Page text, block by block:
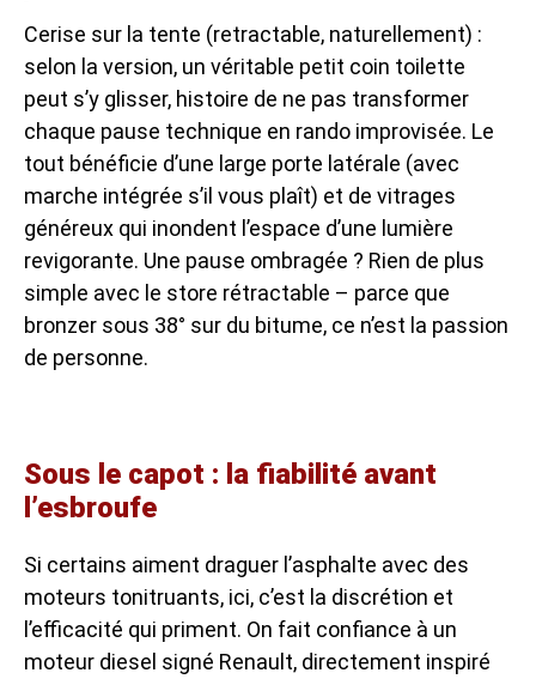
Cerise sur la tente (retractable, naturellement) :
selon la version, un véritable petit coin toilette
peut s’y glisser, histoire de ne pas transformer
chaque pause technique en rando improvisée. Le
tout bénéficie d’une large porte latérale (avec
marche intégrée s’il vous plaît) et de vitrages
généreux qui inondent l’espace d’une lumière
revigorante. Une pause ombragée ? Rien de plus
simple avec le store rétractable – parce que
bronzer sous 38° sur du bitume, ce n’est la passion
de personne.
Sous le capot : la fiabilité avant
l’esbroufe
Si certains aiment draguer l’asphalte avec des
moteurs tonitruants, ici, c’est la discrétion et
l’efficacité qui priment. On fait confiance à un
moteur diesel signé Renault, directement inspiré